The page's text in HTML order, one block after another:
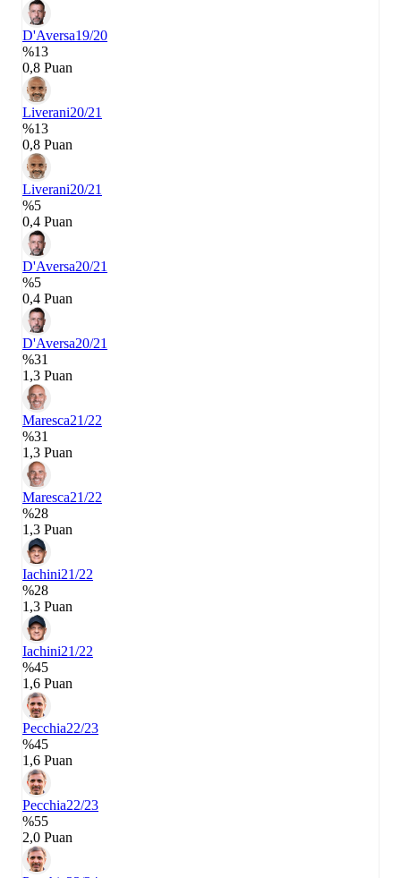
D'Aversa19/20
%13
0,8 Puan
Liverani20/21
%13
0,8 Puan
Liverani20/21
%5
0,4 Puan
D'Aversa20/21
%5
0,4 Puan
D'Aversa20/21
%31
1,3 Puan
Maresca21/22
%31
1,3 Puan
Maresca21/22
%28
1,3 Puan
Iachini21/22
%28
1,3 Puan
Iachini21/22
%45
1,6 Puan
Pecchia22/23
%45
1,6 Puan
Pecchia22/23
%55
2,0 Puan